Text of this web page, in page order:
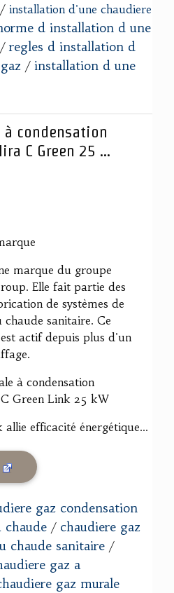
/ installation d'une chaudiere
d installation d une
/regles d installation d
/ installation d une
à condensation
C Green 25 ...
marque du groupe
Elle fait partie des
de systèmes de
sanitaire. Ce
actif depuis plus d'un
à condensation
Green Link 25 kW
efficacité énergétique...
gaz condensation
chaude / chaudiere gaz
chaude sanitaire /
gaz a
gaz murale